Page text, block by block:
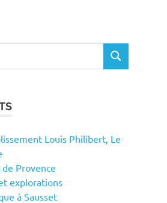
SEARCH
Louis Philibert, Le
de Provence
explorations
à Sausset